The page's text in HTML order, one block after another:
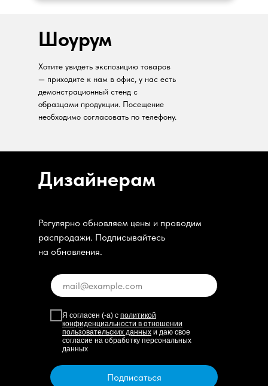
Шоурум
Хотите увидеть экспозицию товаров
— приходите к нам в офис, у нас есть
демонстрационный стенд с
образцами продукции. Посещение
необходимо согласовать по телефону.
Дизайнерам
Регулярно обновляем цены и проводим
распродажи. Подписывайтесь
на обновления.
Я согласен (-а) с политикой
конфиденциальности в отношении
пользовательских данных и даю свое
согласие на обработку персональных
данных
Подписаться